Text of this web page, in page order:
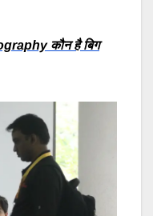
कौन है बिग